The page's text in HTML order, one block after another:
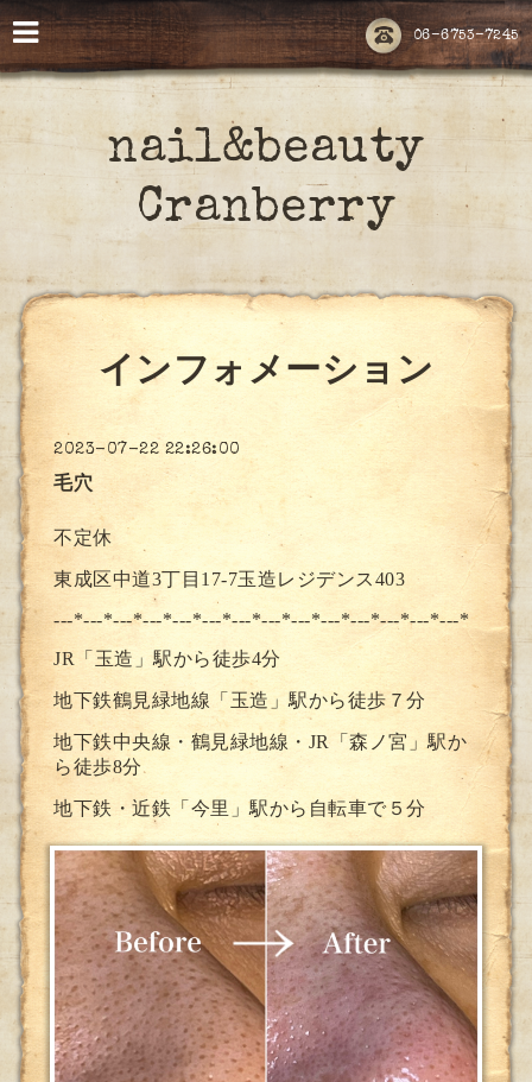
06-6753-7245
nail&beauty
Cranberry
インフォメーション
2023-07-22 22:26:00
毛穴
不定休
東成区中道3丁目17-7玉造レジデンス403
---*---*---*---*---*---*---*---*---*---*---*---*---*---*
JR「玉造」駅から徒歩4分
地下鉄鶴見緑地線「玉造」駅から徒歩７分
地下鉄中央線・鶴見緑地線・JR「森ノ宮」駅か
ら徒歩8分
地下鉄・近鉄「今里」駅から自転車で５分